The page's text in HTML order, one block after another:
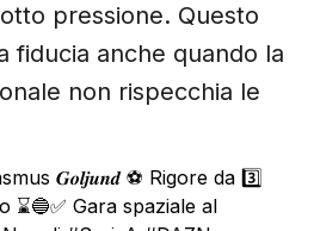
pressione. Questo
fiducia anche quando la
non rispecchia le
𝑮𝒐𝒍𝒋𝒖𝒏𝒅 ⚽ Rigore da 3️⃣
⌛🔵✅ Gara spaziale al